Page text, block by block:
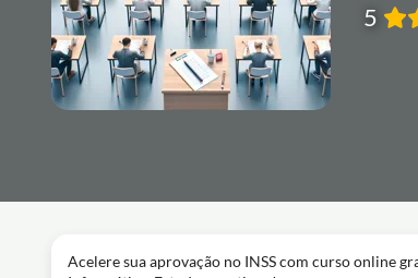
5
Acelere sua aprovação no INSS com curso online